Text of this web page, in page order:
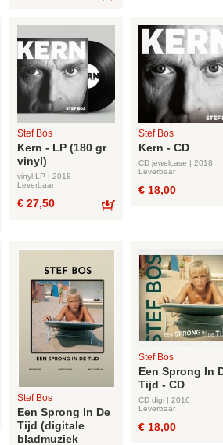
Stef Bos
Kern - LP (180 gr
vinyl)
vinyl LP | 2018
Leverbaar
€ 27,50
Stef Bos
Kern - CD
CD jewelcase | 2018
Leverbaar
€ 18,00
Stef Bos
Een Sprong In De
Tijd (digitale
bladmuziek
Stef Bos
Een Sprong In
Tijd - CD
CD digi | 2016
Leverbaar
€ 18,00